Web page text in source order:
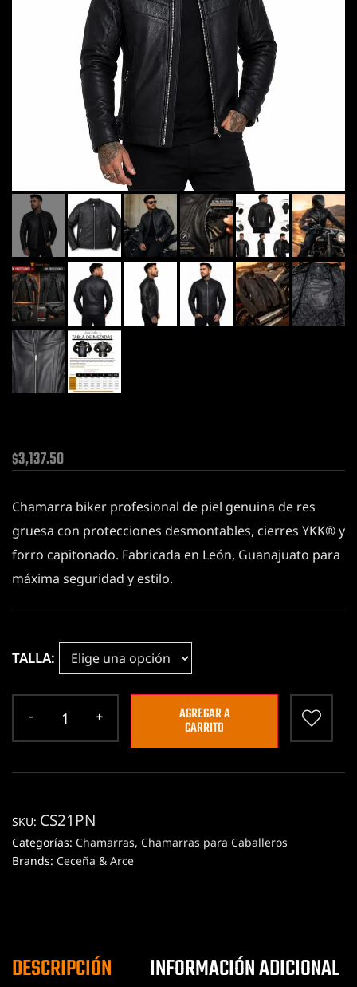
$3,137.50
Chamarra biker profesional de piel genuina de res
gruesa con protecciones desmontables, cierres YKK® y
forro capitonado. Fabricada en León, Guanajuato para
máxima seguridad y estilo.
TALLA
AGREGAR A
CARRITO
SKU: CS21PN
Categorías: Chamarras, Chamarras para Caballeros
Brands: Ceceña & Arce
DESCRIPCIÓN INFORMACIÓN ADICIONAL